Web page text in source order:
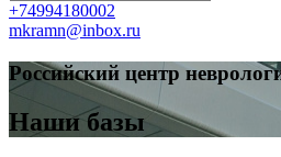
+74994180002
mkramn@inbox.ru
Российский центр
Наши базы